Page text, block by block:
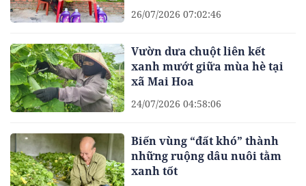
26/07/2026 07:02:46
Vườn dưa chuột liên kết
xanh mướt giữa mùa hè tại
xã Mai Hoa
24/07/2026 04:58:06
Biến vùng “đất khó” thành
những ruộng dâu nuôi tằm
xanh tốt